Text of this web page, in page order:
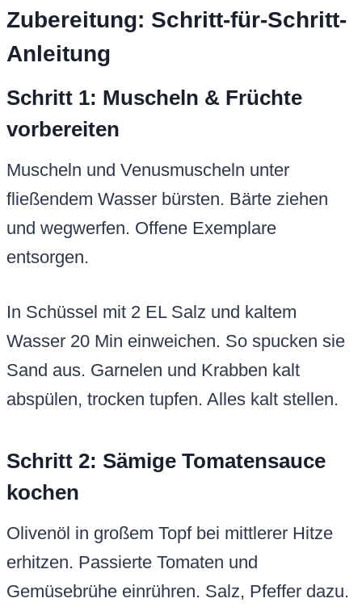
Zubereitung: Schritt-für-Schritt-
Anleitung
Schritt 1: Muscheln & Früchte
vorbereiten
Muscheln und Venusmuscheln unter
fließendem Wasser bürsten. Bärte ziehen
und wegwerfen. Offene Exemplare
entsorgen.
In Schüssel mit 2 EL Salz und kaltem
Wasser 20 Min einweichen. So spucken sie
Sand aus. Garnelen und Krabben kalt
abspülen, trocken tupfen. Alles kalt stellen.
Schritt 2: Sämige Tomatensauce
kochen
Olivenöl in großem Topf bei mittlerer Hitze
erhitzen. Passierte Tomaten und
Gemüsebrühe einrühren. Salz, Pfeffer dazu.